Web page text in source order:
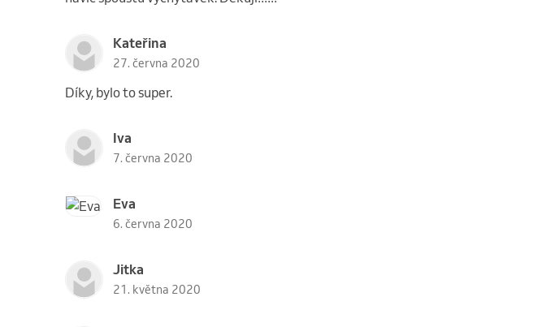
Kateřina
27. června 2020
Díky, bylo to super.
Iva
7. června 2020
Eva
6. června 2020
Jitka
21. května 2020